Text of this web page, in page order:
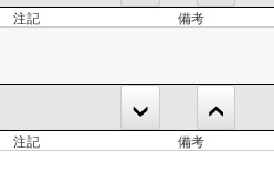
注記 備考
注記 備考